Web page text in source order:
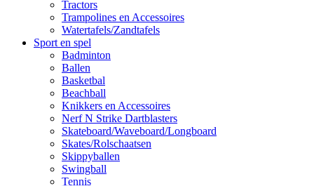
Tractors
Trampolines en Accessoires
Watertafels/Zandtafels
Sport en spel
Badminton
Ballen
Basketbal
Beachball
Knikkers en Accessoires
Nerf N Strike Dartblasters
Skateboard/Waveboard/Longboard
Skates/Rolschaatsen
Skippyballen
Swingball
Tennis